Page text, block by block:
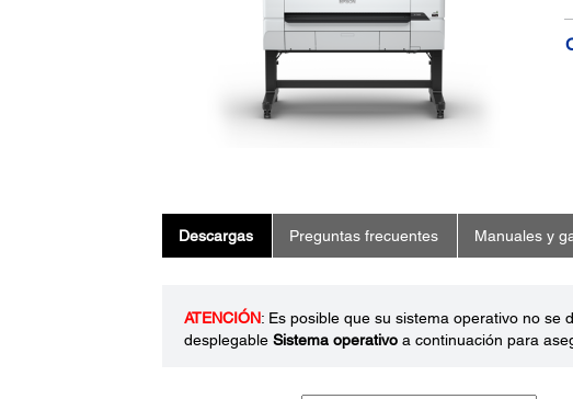
Descargas Preguntas frecuentes Manuales y
ATENCIÓN: Es posible que su sistema operativo no se
desplegable Sistema operativoa continuación para